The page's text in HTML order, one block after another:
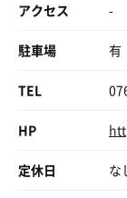
アクセス -
駐車場 有
TEL
HP
定休日 な